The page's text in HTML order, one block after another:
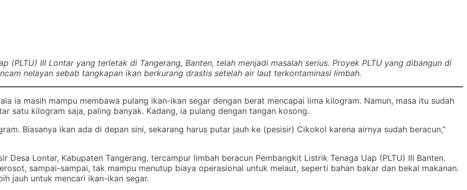
(PLTU) III Lontar yang terletak di Tangerang, Banten, telah menjadi masalah serius. Proyek PLTU yang dibangun di
nelayan sebab tangkapan ikan berkurang drastis setelah air laut terkontaminasi limbah.
ia masih mampu membawa pulang ikan-ikan segar dengan berat mencapai lima kilogram. Namun, masa itu sudah
satu kilogram saja, paling banyak. Kadang, ia pulang dengan tangan kosong.
Biasanya ikan ada di depan sini, sekarang harus putar jauh ke (pesisir) Cikokol karena airnya sudah beracun,”
Desa Lontar, Kabupaten Tangerang, tercampur limbah beracun Pembangkit Listrik Tenaga Uap (PLTU) III Banten.
sampai-sampai, tak mampu menutup biaya operasional untuk melaut, seperti bahan bakar dan bekal makanan.
jauh untuk mencari ikan-ikan segar.